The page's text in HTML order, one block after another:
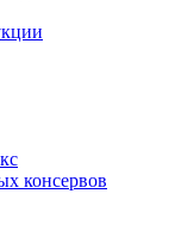
консервов